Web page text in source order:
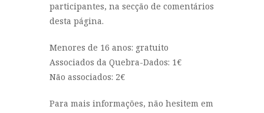
participantes, na secção de comentários
desta página.
Menores de 16 anos: gratuito
Associados da Quebra-Dados: 1€
Não associados: 2€
Para mais informações, não hesitem em